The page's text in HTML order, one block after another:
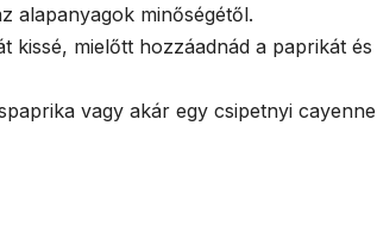
alapanyagok minőségétől.
kissé, mielőtt hozzáadnád a paprikát és
vagy akár egy csipetnyi